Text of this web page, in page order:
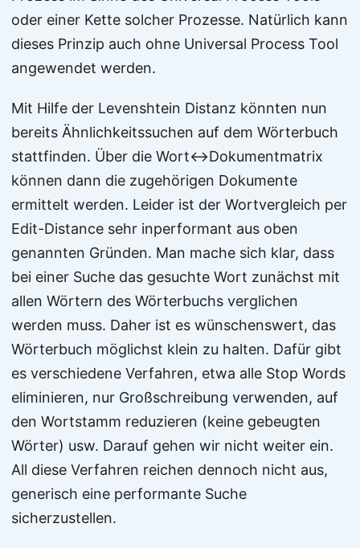
oder einer Kette solcher Prozesse. Natürlich kann
dieses Prinzip auch ohne Universal Process Tool
angewendet werden.
Mit Hilfe der Levenshtein Distanz könnten nun
bereits Ähnlichkeitssuchen auf dem Wörterbuch
stattfinden. Über die Wort↔Dokumentmatrix
können dann die zugehörigen Dokumente
ermittelt werden. Leider ist der Wortvergleich per
Edit-Distance sehr inperformant aus oben
genannten Gründen. Man mache sich klar, dass
bei einer Suche das gesuchte Wort zunächst mit
allen Wörtern des Wörterbuchs verglichen
werden muss. Daher ist es wünschenswert, das
Wörterbuch möglichst klein zu halten. Dafür gibt
es verschiedene Verfahren, etwa alle Stop Words
eliminieren, nur Großschreibung verwenden, auf
den Wortstamm reduzieren (keine gebeugten
Wörter) usw. Darauf gehen wir nicht weiter ein.
All diese Verfahren reichen dennoch nicht aus,
generisch eine performante Suche
sicherzustellen.